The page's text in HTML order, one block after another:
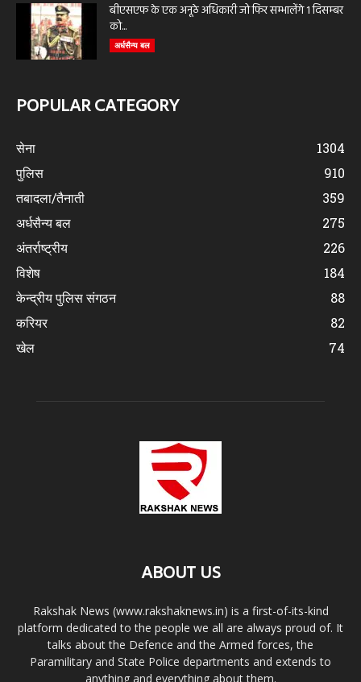
बीएसएफ के एक अनूठे अधिकारी जो फिर सम्भालेंगे 1 दिसम्बर
को...
अर्धसैन्य बल
POPULAR CATEGORY
सेना
1304
पुलिस
910
तबादला/तैनाती
359
अर्धसैन्य बल
275
अंतर्राष्ट्रीय
226
विशेष
184
केन्द्रीय पुलिस संगठन
88
करियर
82
खेल
74
ABOUT US
Rakshak News (www.rakshaknews.in) is a first-of-its-kind
platform dedicated to the people we all are always proud of. It
talks about the Defence and the Armed forces, the
Paramilitary and State Police departments and extends to
anything and everything about them.